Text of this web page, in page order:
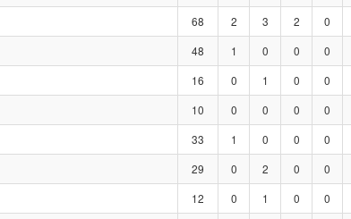
68 2 3 2 0
48 1 0 0 0
16 0 1 0 0
10 0 0 0 0
33 1 0 0 0
29 0 2 0 0
12 0 1 0 0